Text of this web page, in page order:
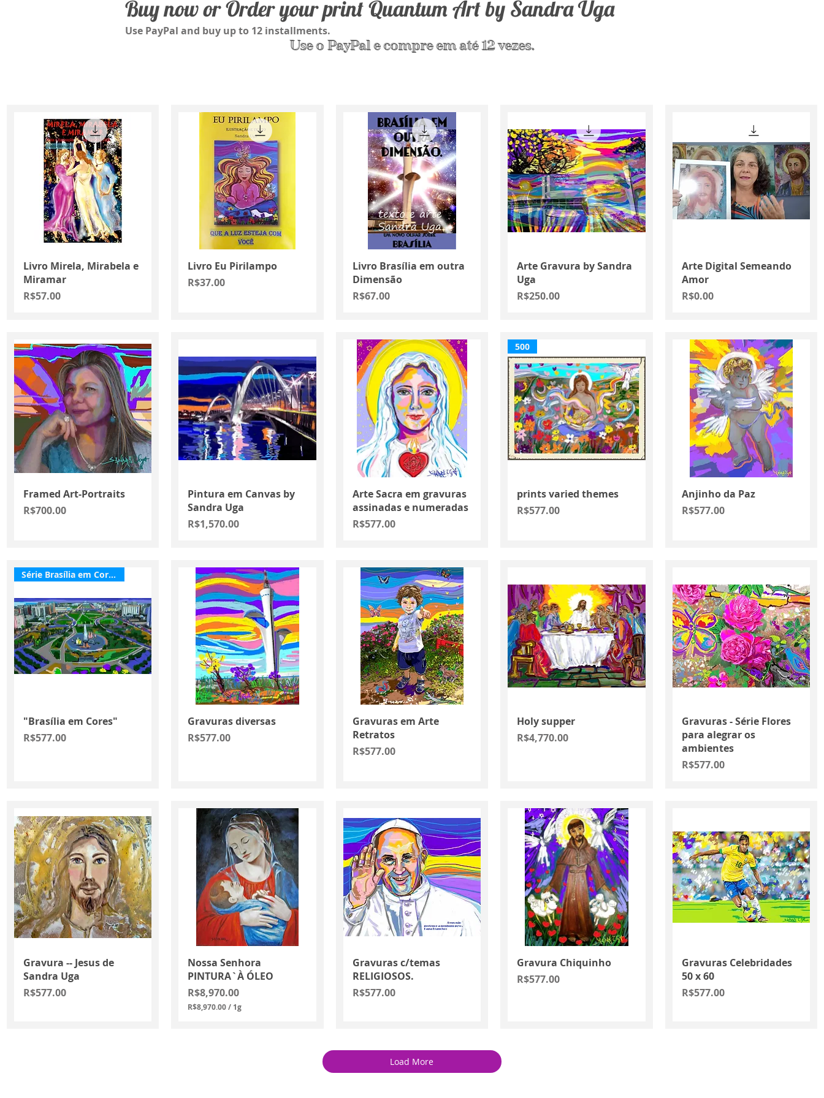
Buy now or Order your print Quantum Art by Sandra Uga
Use PayPal and buy up to 12 installments.
Use o PayPal e compre em até 12 vezes.
Quick View
Livro Mirela, Mirabela e
Miramar
Price
R$57.00
Quick View
Livro Eu Pirilampo
Price
R$37.00
Quick View
Livro Brasília em outra
Dimensão
Price
R$67.00
Quick View
Arte Gravura by Sandra
Uga
Price
R$250.00
Quick View
Arte Digital Semeando
Amor
Price
R$0.00
Quick View
Framed Art-Portraits
Price
R$700.00
Quick View
Pintura em Canvas by
Sandra Uga
Price
R$1,570.00
Quick View
Arte Sacra em gravuras
assinadas e numeradas
Price
R$577.00
Quick View
500
prints varied themes
Price
R$577.00
Quick View
Anjinho da Paz
Price
R$577.00
Quick View
Série Brasília em Cores
"Brasília em Cores"
Price
R$577.00
Quick View
Gravuras diversas
Price
R$577.00
Quick View
Gravuras em Arte
Retratos
Price
R$577.00
Quick View
Holy supper
Price
R$4,770.00
Quick View
Gravuras - Série Flores
para alegrar os
ambientes
Price
R$577.00
Quick View
Gravura -- Jesus de
Sandra Uga
Price
R$577.00
Quick View
Nossa Senhora
PINTURA`À ÓLEO
Price
R$8,970.00
R$8,970.00/ 1g
Quick View
Gravuras c/temas
RELIGIOSOS.
Price
R$577.00
Quick View
Gravura Chiquinho
Price
R$577.00
Quick View
Gravuras Celebridades
50 x 60
Price
R$577.00
Load More